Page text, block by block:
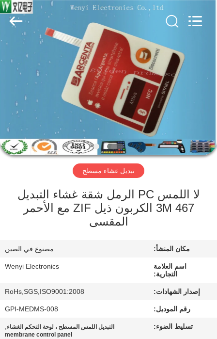
الصفحة
الرئيسية
معلومات
عنا
في
المعمل
مراقبة
اتصل
Technology
تبديل غشاء مسطح
لا اللمس PC الرمل شقة غشاء التبديل
3M 467 الكربون ذيل ZIF مع الأحمر
المقسى
مكان المنشأ: مصنوع في الصين
اسم العلامة
التجارية:
Wenyi Electronics
إصدار الشهادات: RoHs,SGS,ISO9001:2008
رقم الموديل: GPI-MEDMS-008
تسليط الضوء: التبديل اللمس المسطح ، لوحة التحكم الغشاء,
membrane control panel